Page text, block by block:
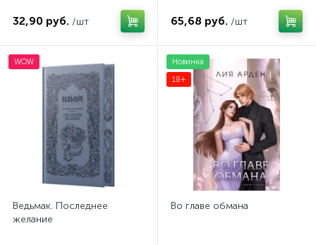
32,90 руб. /шт 65,68 руб. /шт
WOW
Ведьмак. Последнее
желание
Новинка
18+
Во главе обмана